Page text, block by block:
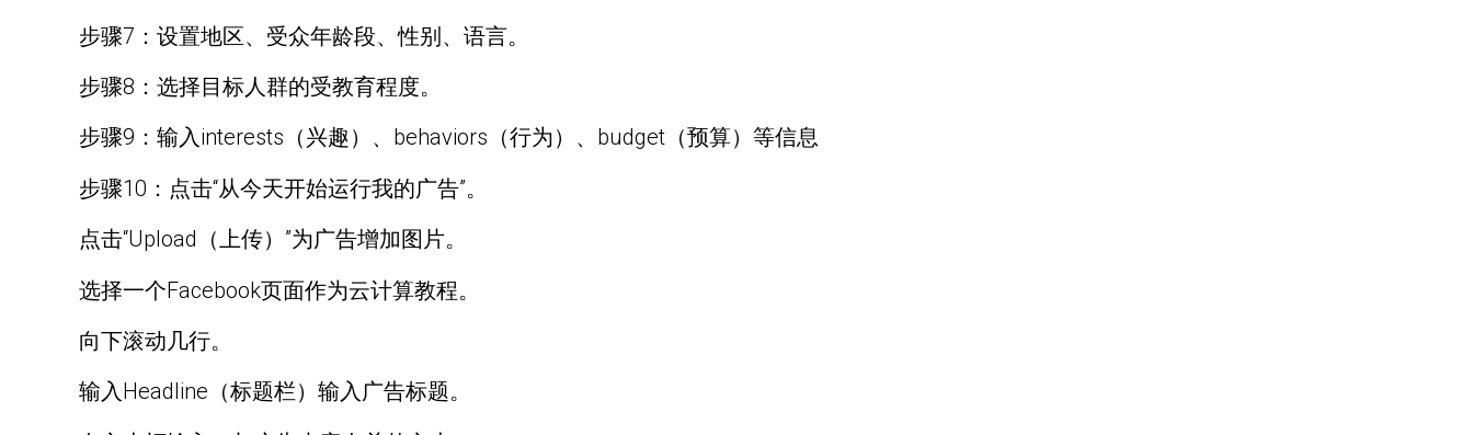
步骤7：设置地区、受众年龄段、性别、语言。
步骤8：选择目标人群的受教育程度。
步骤9：输入interests（兴趣）、behaviors（行为）、budget（预算）等信息
步骤10：点击“从今天开始运行我的广告”。
点击“Upload（上传）”为广告增加图片。
选择一个Facebook页面作为云计算教程。
向下滚动几行。
输入Headline（标题栏）输入广告标题。